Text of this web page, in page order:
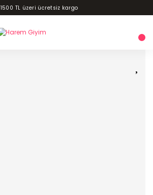
1500 TL üzeri ücretsiz kargo